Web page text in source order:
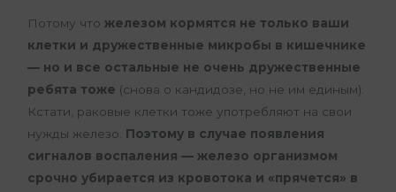
Потому чтожелезом кормятся не только ваши
клетки и дружественные микробы в кишечнике
— но и все остальные не очень дружественные
ребята тоже (снова о кандидозе, но не им единым).
Кстати, раковые клетки тоже употребляют на свои
нужды железо. Поэтому в случае появления
сигналов воспаления — железо организмом
срочно убирается из кровотока и «прячется» в